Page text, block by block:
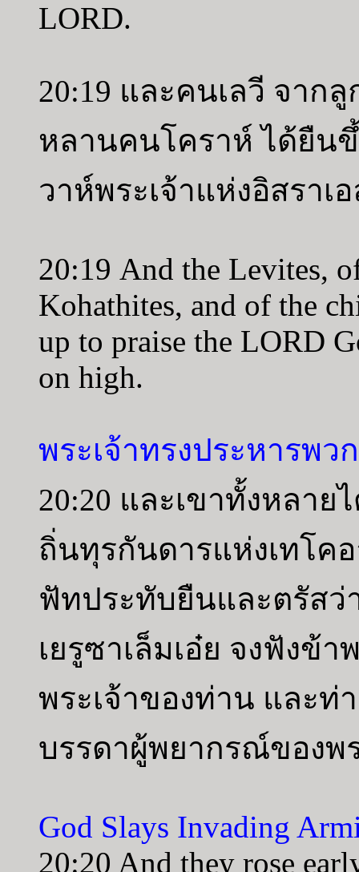
LORD.
20:19 และคนเลวี จาก
หลานคนโคราห์ ได้ยืน
วาห์พระเจ้าแห่งอิสราเ
20:19 And the Levites,
Kohathites, and of the
up to praise the LORD
on high.
พระเจ้าทรงประหารพ
20:20 และเขาทั้งหลา
ถิ่นทุรกันดารแห่งเทโค
ฟัทประทับยืนและตรัสว่
เยรูซาเล็มเอ๋ย จงฟังข้า
พระเจ้าของท่าน และท่
บรรดาผู้พยากรณ์ของพ
God Slays Invading
20:20 And they rose